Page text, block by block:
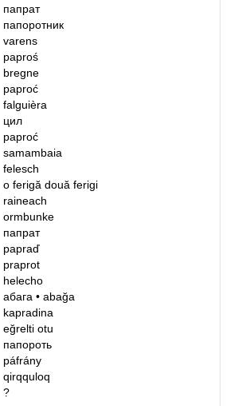
папрат
папоротник
varens
paproś
bregne
paproć
falguièra
цил
paproć
samambaia
felesch
o ferigădouă ferigi
raineach
ormbunke
папрат
papraď
praprot
helecho
абага• abağa
kapradina
eğrelti otu
папороть
páfrány
qirqquloq
?